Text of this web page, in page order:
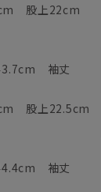
股上22cm
袖丈
股上22.5cm
袖丈